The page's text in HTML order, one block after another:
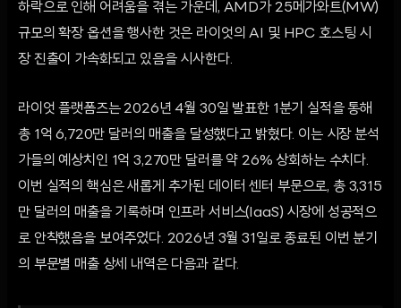
하락으로 인해 어려움을 겪는 가운데, AMD가 25메가와트(MW)
규모의 확장 옵션을 행사한 것은 라이엇의 AI 및 HPC 호스팅 시
장 진출이 가속화되고 있음을 시사한다.
라이엇 플랫폼즈는 2026년 4월 30일 발표한 1분기 실적을 통해
총 1억 6,720만 달러의 매출을 달성했다고 밝혔다. 이는 시장 분석
가들의 예상치인 1억 3,270만 달러를 약 26% 상회하는 수치다.
이번 실적의 핵심은 새롭게 추가된 데이터 센터 부문으로, 총 3,315
만 달러의 매출을 기록하며 인프라 서비스(IaaS) 시장에 성공적으
로 안착했음을 보여주었다. 2026년 3월 31일로 종료된 이번 분기
의 부문별 매출 상세 내역은 다음과 같다.